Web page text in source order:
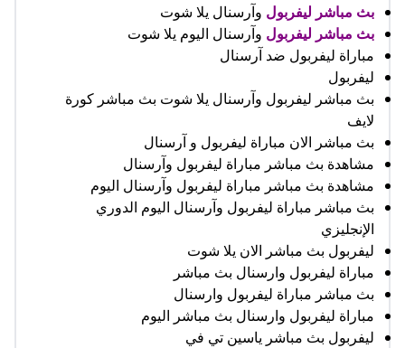
بث مباشر ليفربول وآرسنال يلا شوت
بث مباشر ليفربول وآرسنال اليوم يلا شوت
مباراة ليفربول ضد آرسنال
ليفربول
بث مباشر ليفربول وآرسنال يلا شوت بث مباشر كورة
لايف
بث مباشر الان مباراة ليفربول و آرسنال
مشاهدة بث مباشر مباراة ليفربول وآرسنال
مشاهدة بث مباشر مباراة ليفربول وآرسنال اليوم
بث مباشر مباراة ليفربول وآرسنال اليوم الدوري
الإنجليزي
ليفربول بث مباشر الان يلا شوت
مباراة ليفربول وارسنال بث مباشر
بث مباشر مباراة ليفربول وارسنال
مباراة ليفربول وارسنال بث مباشر اليوم
ليفربول بث مباشر ياسين تي في